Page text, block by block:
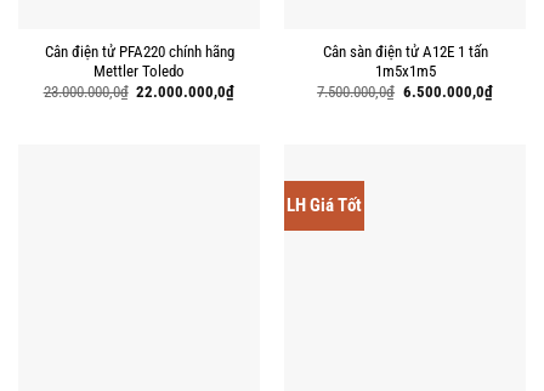
Cân điện tử PFA220 chính hãng
Mettler Toledo
23.000.000,0₫ Giá
22.000.000,0₫Giá
Cân sàn điện tử A12E 1 tấn
1m5x1m5
7.500.000,0₫ Giá
6.500.000,0₫Giá
hiện
LH Giá Tốt